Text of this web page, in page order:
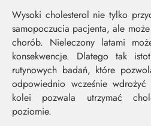
Wysoki cholesterol nie tylko
samopoczucia pacjenta, ale
chorób. Nieleczony latami
konsekwencje. Dlatego tak
rutynowych badań, które
odpowiednio wcześnie wdrożyć
kolei pozwala utrzymać
poziomie.